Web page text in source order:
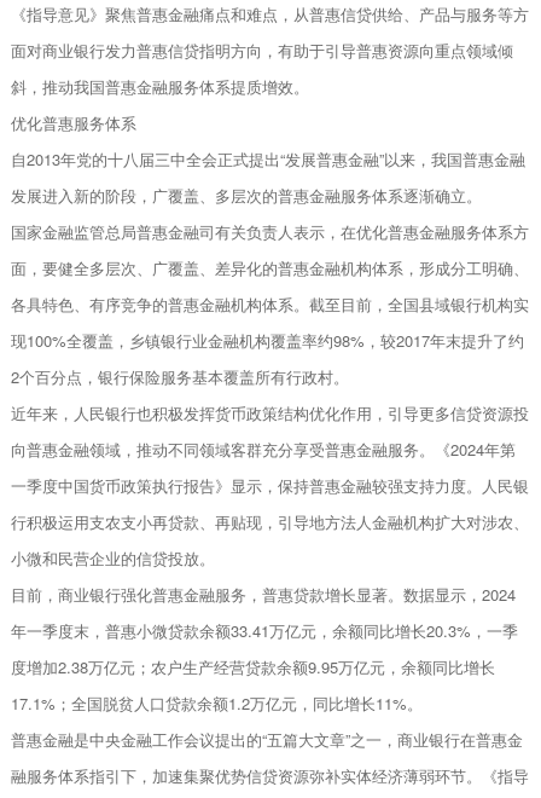
《指导意见》聚焦普惠金融痛点和难点，从普惠信贷供给、产品与服务等方
面对商业银行发力普惠信贷指明方向，有助于引导普惠资源向重点领域倾
斜，推动我国普惠金融服务体系提质增效。
优化普惠服务体系
自2013年党的十八届三中全会正式提出“发展普惠金融”以来，我国普惠金融
发展进入新的阶段，广覆盖、多层次的普惠金融服务体系逐渐确立。
国家金融监管总局普惠金融司有关负责人表示，在优化普惠金融服务体系方
面，要健全多层次、广覆盖、差异化的普惠金融机构体系，形成分工明确、
各具特色、有序竞争的普惠金融机构体系。截至目前，全国县域银行机构实
现100%全覆盖，乡镇银行业金融机构覆盖率约98%，较2017年末提升了约
2个百分点，银行保险服务基本覆盖所有行政村。
近年来，人民银行也积极发挥货币政策结构优化作用，引导更多信贷资源投
向普惠金融领域，推动不同领域客群充分享受普惠金融服务。《2024年第
一季度中国货币政策执行报告》显示，保持普惠金融较强支持力度。人民银
行积极运用支农支小再贷款、再贴现，引导地方法人金融机构扩大对涉农、
小微和民营企业的信贷投放。
目前，商业银行强化普惠金融服务，普惠贷款增长显著。数据显示，2024
年一季度末，普惠小微贷款余额33.41万亿元，余额同比增长20.3%，一季
度增加2.38万亿元；农户生产经营贷款余额9.95万亿元，余额同比增长
17.1%；全国脱贫人口贷款余额1.2万亿元，同比增长11%。
普惠金融是中央金融工作会议提出的“五篇大文章”之一，商业银行在普惠金
融服务体系指引下，加速集聚优势信贷资源弥补实体经济薄弱环节。《指导